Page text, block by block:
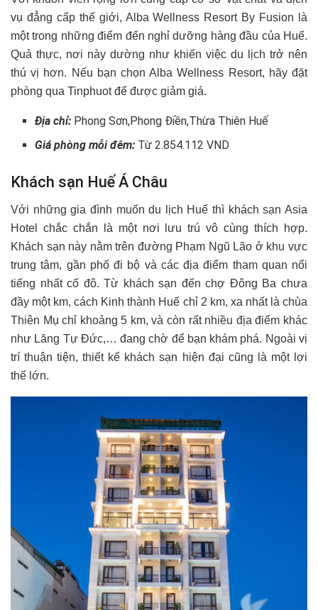
vụ đẳng cấp thế giới, Alba Wellness Resort By Fusion là
một trong những điểm đến nghỉ dưỡng hàng đầu của Huế.
Quả thực, nơi này dường như khiến việc du lịch trở nên
thú vị hơn. Nếu bạn chọn Alba Wellness Resort, hãy đặt
phòng qua Tinphuot để được giảm giá.
Địa chỉ: Phong Sơn,Phong Điền,Thừa Thiên Huế
Giá phòng mỗi đêm: Từ 2.854.112 VND
Khách sạn Huế Á Châu
Với những gia đình muốn du lịch Huế thì khách sạn Asia
Hotel chắc chắn là một nơi lưu trú vô cùng thích hợp.
Khách sạn này nằm trên đường Phạm Ngũ Lão ở khu vực
trung tâm, gần phố đi bộ và các địa điểm tham quan nổi
tiếng nhất cố đô. Từ khách sạn đến chợ Đông Ba chưa
đầy một km, cách Kinh thành Huế chỉ 2 km, xa nhất là chùa
Thiên Mụ chỉ khoảng 5 km, và còn rất nhiều địa điểm khác
như Lăng Tự Đức,… đang chờ để bạn khám phá. Ngoài vị
trí thuận tiện, thiết kế khách sạn hiện đại cũng là một lợi
thế lớn.